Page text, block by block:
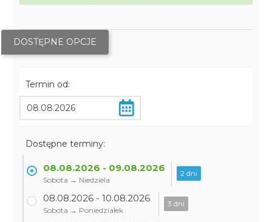
DOSTĘPNE OPCJE
Termin od:
Dostępne terminy:
08.08.2026 - 09.08.2026
Sobota → Niedziela
2 dni
08.08.2026 - 10.08.2026
Sobota → Poniedziałek
3 dni